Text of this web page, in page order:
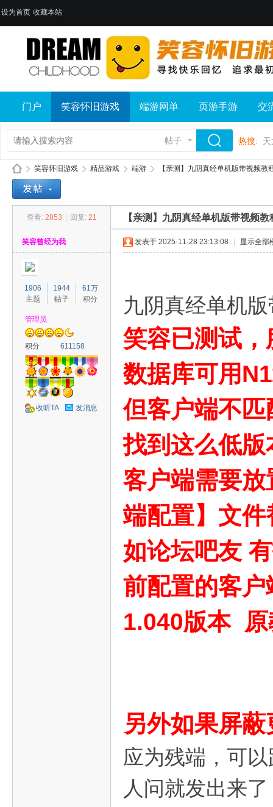
设为首页 收藏本站
门户 笑容怀旧游戏 端游网单 页游手游 交
帖子 热搜:
笑容怀旧游戏
›
精品游戏 端游
›
【亲测】九阴真经单机版带视频教
查看: 2853 回复: 21 【亲测】九阴真经单机版带视频
笑容曾经为我
1906
主题
1944
帖子
61万
积分
管理员
积分 611158
收听TA 发消息
发表于 2025-11-28 23:13:08 显示全部
九阴真经单机
笑容已测试
数据库可用
但客户端不
找到这么低版
客户端需要
端配置】文
如论坛吧友
前配置的客
1.040版本 原
另外如果屏
应为残端，可
人问就发出来了